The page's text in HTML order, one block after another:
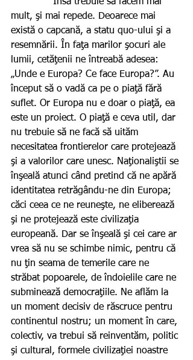
mult, şi mai repede. Deoarece mai
există o capcană, a statu quo-ului şi a
resemnării. În faţa marilor şocuri ale
lumii, cetăţenii ne întreabă adesea:
„Unde e Europa? Ce face Europa?”. Au
început să o vadă ca pe o piaţă fără
suflet. Or Europa nu e doar o piaţă, ea
este un proiect. O piaţă e ceva util, dar
nu trebuie să ne facă să uităm
necesitatea frontierelor care protejează
şi a valorilor care unesc. Naţionaliştii se
înşeală atunci când pretind că ne apără
identitatea retrăgându-ne din Europa;
căci ceea ce ne reuneşte, ne eliberează
şi ne protejează este civilizaţia
europeană. Dar se înşeală şi cei care ar
vrea să nu se schimbe nimic, pentru că
nu ţin seama de temerile care ne
străbat popoarele, de îndoielile care ne
subminează democraţiile. Ne aflăm la
un moment decisiv de răscruce pentru
continentul nostru; un moment în care,
colectiv, va trebui să reinventăm, politic
şi cultural, formele civilizaţiei noastre